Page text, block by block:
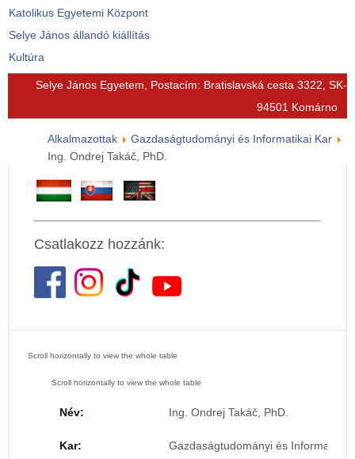
Katolikus Egyetemi Központ
Selye János állandó kiállítás
Kultúra
© FreeJoomla! 3 Modules - by VinaGecko.com
Selye János Egyetem, Postacím: Bratislavská cesta 3322, SK-
94501 Komárno
Alkalmazottak
Gazdaságtudományi és Informatikai Kar
Ing. Ondrej Takáč, PhD.
Csatlakozz hozzánk:
Név: Ing. Ondrej Takáč, PhD.
Kar: Gazdaságtudományi és Informatikai